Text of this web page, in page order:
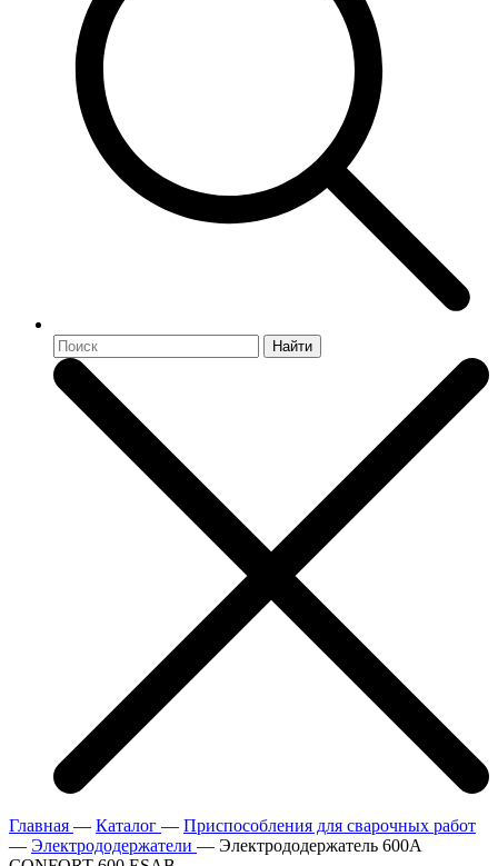
Найти
Главная — Каталог — Приспособления для сварочных работ
— Электрододержатели — Электрододержатель 600А